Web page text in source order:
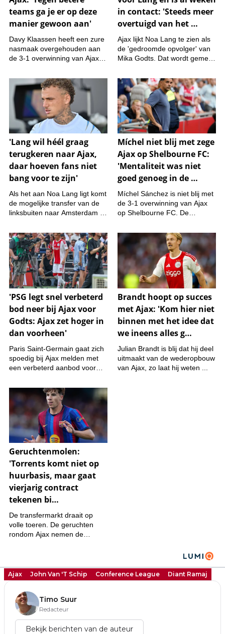
Ajax John Van 't Schip Conference League Diant Ramaj
Timo Suur
Redacteur
Bekijk berichten van de auteur